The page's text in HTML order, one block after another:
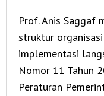
Prof. Anis Saggaf
struktur
implementasi
Nomor 11 Tahun
Peraturan